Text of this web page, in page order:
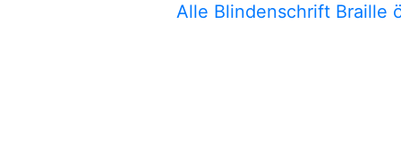
Alle Blindenschrift Braille